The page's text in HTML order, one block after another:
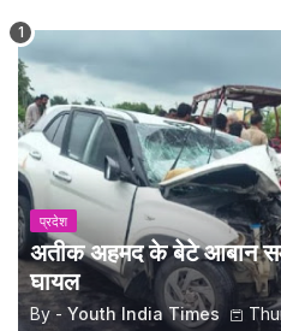
प्रदेश
अतीक अहमद के बेटे आबान
घायल
By - Youth India Times